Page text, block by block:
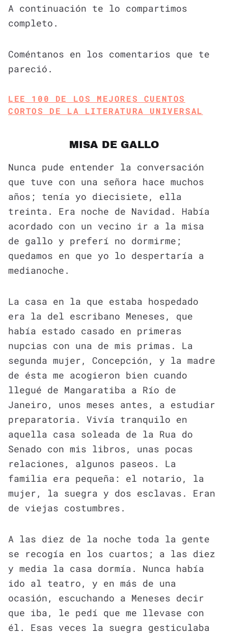
A continuación te lo compartimos
completo.
Coméntanos en los comentarios que te
pareció.
LEE 100 DE LOS MEJORES CUENTOS
CORTOS DE LA LITERATURA UNIVERSAL
MISA DE GALLO
Nunca pude entender la conversación
que tuve con una señora hace muchos
años; tenía yo diecisiete, ella
treinta. Era noche de Navidad. Había
acordado con un vecino ir a la misa
de gallo y preferí no dormirme;
quedamos en que yo lo despertaría a
medianoche.
La casa en la que estaba hospedado
era la del escribano Meneses, que
había estado casado en primeras
nupcias con una de mis primas. La
segunda mujer, Concepción, y la madre
de ésta me acogieron bien cuando
llegué de Mangaratiba a Río de
Janeiro, unos meses antes, a estudiar
preparatoria. Vivía tranquilo en
aquella casa soleada de la Rua do
Senado con mis libros, unas pocas
relaciones, algunos paseos. La
familia era pequeña: el notario, la
mujer, la suegra y dos esclavas. Eran
de viejas costumbres.
A las diez de la noche toda la gente
se recogía en los cuartos; a las diez
y media la casa dormía. Nunca había
ido al teatro, y en más de una
ocasión, escuchando a Meneses decir
que iba, le pedí que me llevase con
él. Esas veces la suegra gesticulaba